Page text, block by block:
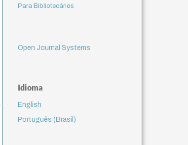
Para Bibliotecários
Open Journal Systems
Idioma
English
Português (Brasil)